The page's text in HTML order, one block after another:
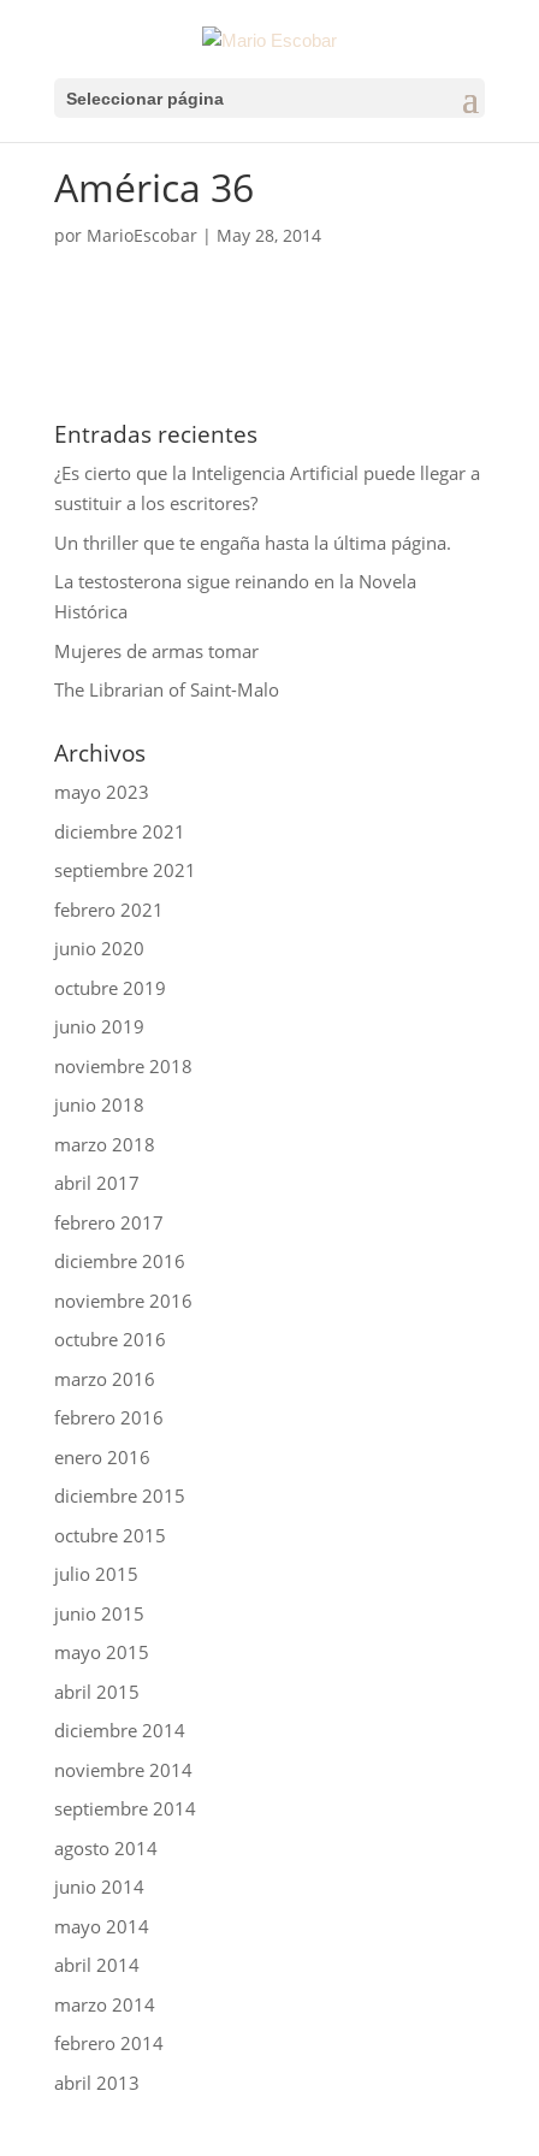
Seleccionar página
América 36
por MarioEscobar| May 28, 2014
Entradas recientes
¿Es cierto que la Inteligencia Artificial puede llegar a
sustituir a los escritores?
Un thriller que te engaña hasta la última página.
La testosterona sigue reinando en la Novela
Histórica
Mujeres de armas tomar
The Librarian of Saint-Malo
Archivos
mayo 2023
diciembre 2021
septiembre 2021
febrero 2021
junio 2020
octubre 2019
junio 2019
noviembre 2018
junio 2018
marzo 2018
abril 2017
febrero 2017
diciembre 2016
noviembre 2016
octubre 2016
marzo 2016
febrero 2016
enero 2016
diciembre 2015
octubre 2015
julio 2015
junio 2015
mayo 2015
abril 2015
diciembre 2014
noviembre 2014
septiembre 2014
agosto 2014
junio 2014
mayo 2014
abril 2014
marzo 2014
febrero 2014
abril 2013